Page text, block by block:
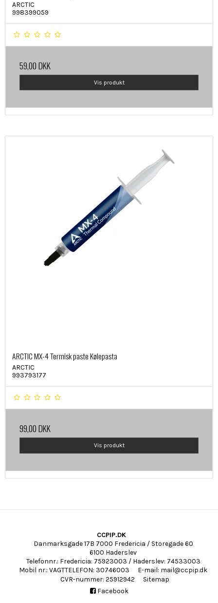
ARCTIC
998399059
59,00 DKK
Vis produkt
ARCTIC MX-4 Termisk paste Kølepasta
ARCTIC
993793177
99,00 DKK
Vis produkt
CCPIP.DK
Danmarksgade 17B 7000 Fredericia / Storegade 60
6100 Haderslev
Telefonnr.: Fredericia: 75923003 / Haderslev: 74533003
Mobil nr.: VAGTTELEFON: 30746003 E-mail: mail@ccpip.dk
CVR-nummer: 25912942
Sitemap
Facebook